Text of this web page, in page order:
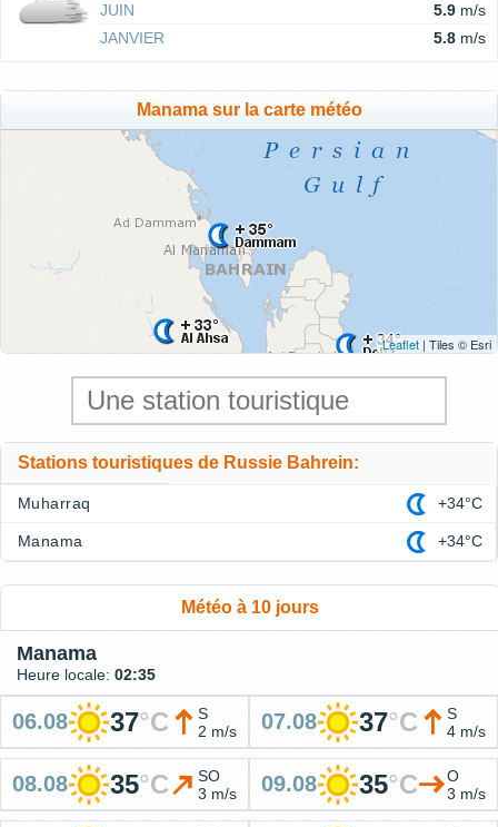
JUIN
5.9 m/s
JANVIER
5.8 m/s
Manama sur la carte météo
Leaflet | Tiles © Esri
Stations touristiques de Russie Bahrein:
Muharraq +34°C
Manama +34°C
Météo à 10 jours
Manama
Heure locale: 02:35
06.08 37°C
S
2 m/s
07.08 37°C
S
4 m/s
08.08 35°C
SO
3 m/s
09.08 35°C
O
3 m/s